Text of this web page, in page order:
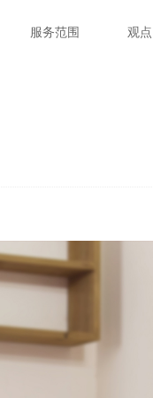
服务范围 观点